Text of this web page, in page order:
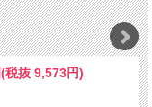
(税抜 9,573円)